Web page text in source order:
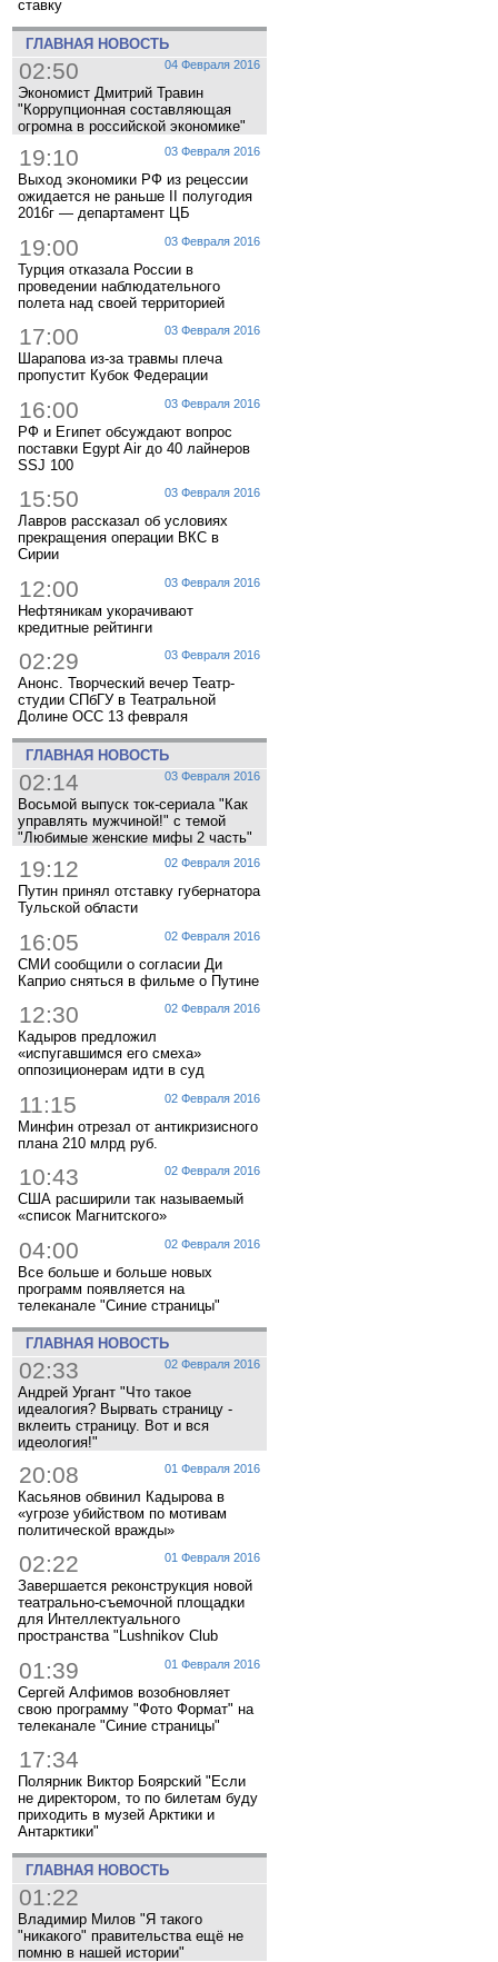
ставку
ГЛАВНАЯ НОВОСТЬ
04 Февраля 2016
02:50
Экономист Дмитрий Травин
"Коррупционная составляющая
огромна в российской экономике"
03 Февраля 2016
19:10
Выход экономики РФ из рецессии
ожидается не раньше II полугодия
2016г — департамент ЦБ
03 Февраля 2016
19:00
Турция отказала России в
проведении наблюдательного
полета над своей территорией
03 Февраля 2016
17:00
Шарапова из-за травмы плеча
пропустит Кубок Федерации
03 Февраля 2016
16:00
РФ и Египет обсуждают вопрос
поставки Egypt Air до 40 лайнеров
SSJ 100
03 Февраля 2016
15:50
Лавров рассказал об условиях
прекращения операции ВКС в
Сирии
03 Февраля 2016
12:00
Нефтяникам укорачивают
кредитные рейтинги
03 Февраля 2016
02:29
Анонс. Творческий вечер Театр-
студии СПбГУ в Театральной
Долине ОСС 13 февраля
ГЛАВНАЯ НОВОСТЬ
03 Февраля 2016
02:14
Восьмой выпуск ток-сериала "Как
управлять мужчиной!" с темой
"Любимые женские мифы 2 часть"
02 Февраля 2016
19:12
Путин принял отставку губернатора
Тульской области
02 Февраля 2016
16:05
СМИ сообщили о согласии Ди
Каприо сняться в фильме о Путине
02 Февраля 2016
12:30
Кадыров предложил
«испугавшимся его смеха»
оппозиционерам идти в суд
02 Февраля 2016
11:15
Минфин отрезал от антикризисного
плана 210 млрд руб.
02 Февраля 2016
10:43
США расширили так называемый
«список Магнитского»
02 Февраля 2016
04:00
Все больше и больше новых
программ появляется на
телеканале "Синие страницы"
ГЛАВНАЯ НОВОСТЬ
02 Февраля 2016
02:33
Андрей Ургант "Что такое
идеалогия? Вырвать страницу -
вклеить страницу. Вот и вся
идеология!"
01 Февраля 2016
20:08
Касьянов обвинил Кадырова в
«угрозе убийством по мотивам
политической вражды»
01 Февраля 2016
02:22
Завершается реконструкция новой
театрально-съемочной площадки
для Интеллектуального
пространства "Lushnikov Club
01 Февраля 2016
01:39
Сергей Алфимов возобновляет
свою программу "Фото Формат" на
телеканале "Синие страницы"
17:34
Полярник Виктор Боярский "Если
не директором, то по билетам буду
приходить в музей Арктики и
Антарктики"
ГЛАВНАЯ НОВОСТЬ
01:22
Владимир Милов "Я такого
"никакого" правительства ещё не
помню в нашей истории"